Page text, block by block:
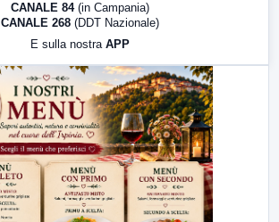
LabNews (replica)
CANALE 84 (in Campania)
CANALE 268 (DDT Nazionale)
E sulla nostra APP